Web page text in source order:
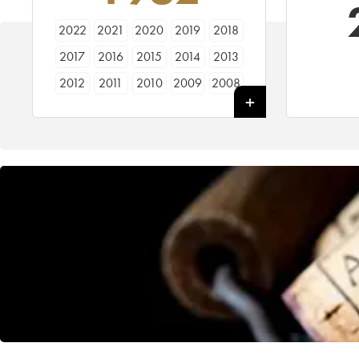
2022 2021 2020 2019
2018
2017
2016 2015 2014
2013
2012
2011 2010 2009
2008
1997
1996 1995 1994
1993
1989
1988
1984
1983
1980 1979
1978
1973
1969
1968
1964
1963
1962
1961 1960 1959
1958